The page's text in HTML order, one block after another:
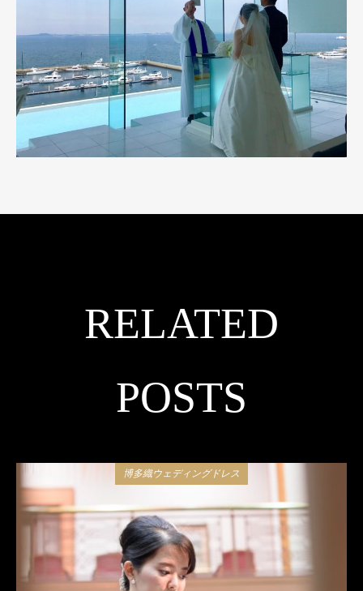
RELATED
POSTS
博多織ウェディングドレス